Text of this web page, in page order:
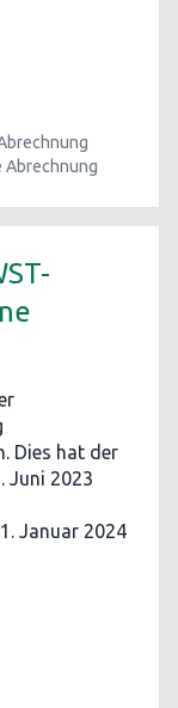
Abrechnung
Dies hat der
Juni 2023
Januar 2024